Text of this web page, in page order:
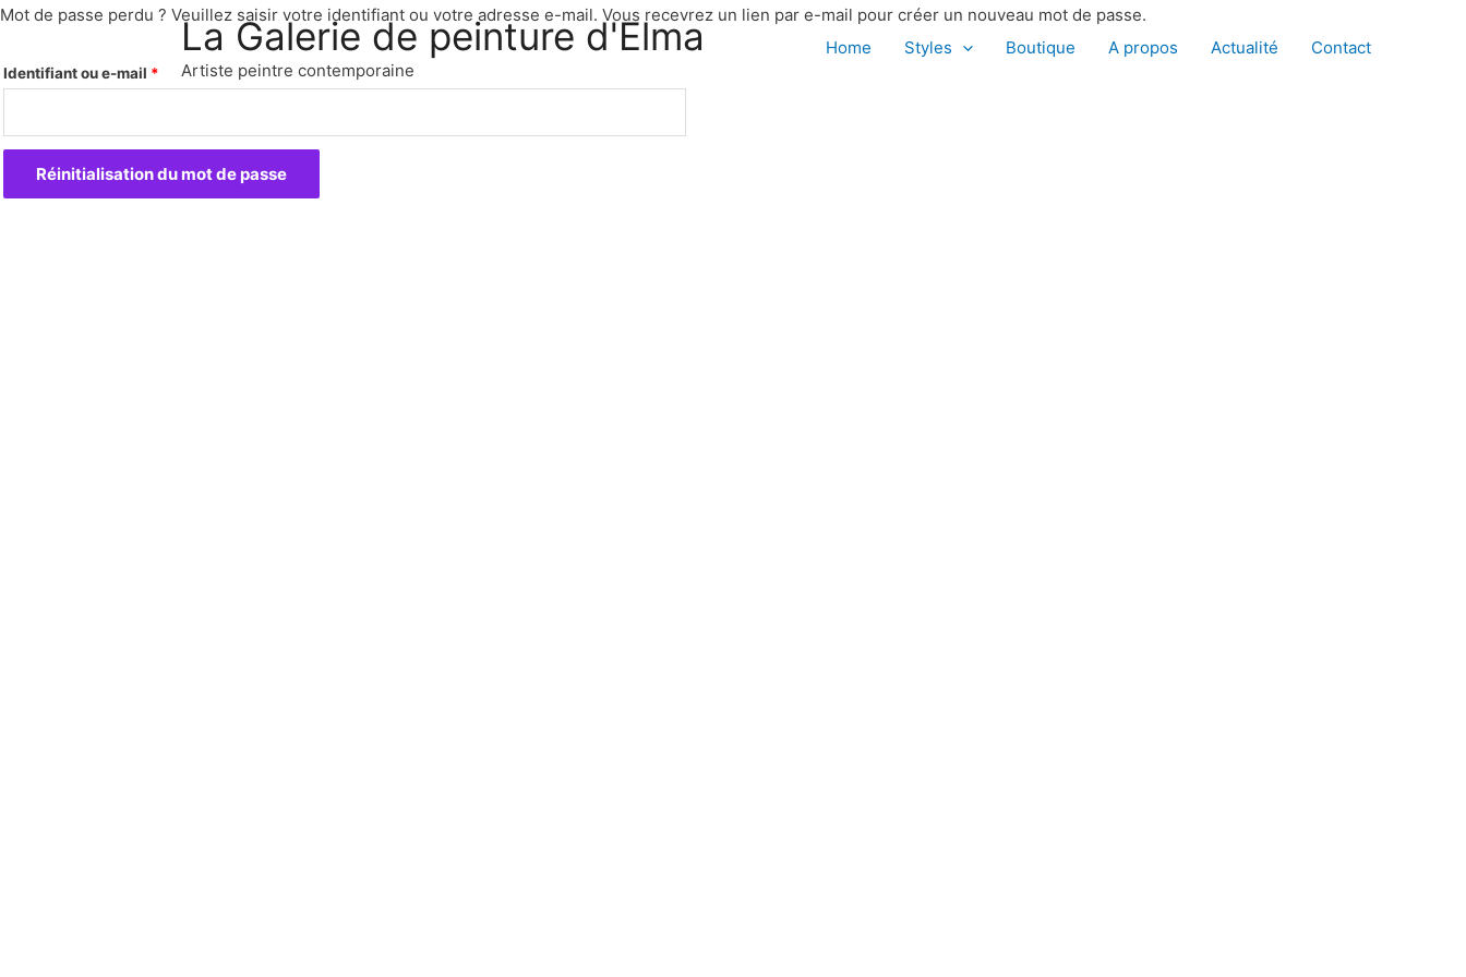
La Galerie de peinture d'Elma
Artiste peintre contemporaine
Home Styles Boutique A propos Actualité Contact
Mot de passe perdu ? Veuillez saisir votre identifiant ou votre adresse e-mail. Vous recevrez un lien par e-mail pour créer un nouveau mot de passe.
Identifiant ou e-mail *
Réinitialisation du mot de passe